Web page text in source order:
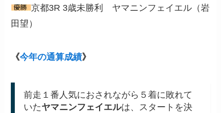
京都3R 3歳未勝利 ヤマニンフェイエル（岩
田望）
《今年の通算成績》
前走１番人気におされながら５着に敗れて
いたヤマニンフェイエルは、スタートを決